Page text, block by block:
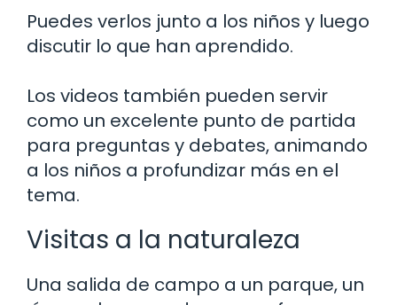
Puedes verlos junto a los niños y luego
discutir lo que han aprendido.
Los videos también pueden servir
como un excelente punto de partida
para preguntas y debates, animando
a los niños a profundizar más en el
tema.
Visitas a la naturaleza
Una salida de campo a un parque, un